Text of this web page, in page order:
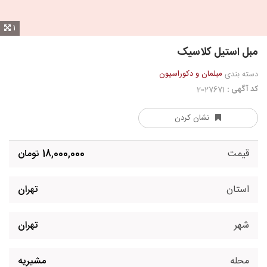
1
مبل استیل کلاسیک
دسته بندی مبلمان و دکوراسیون
کد آگهی :
نشان کردن
قیمت 18,000,000 تومان
استان تهران
شهر تهران
محله مشیریه